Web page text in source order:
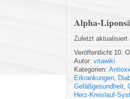
Alpha-
Zuletzt aktualisiert
Veröffentlicht 10.
Autor: vitawiki
Kategorien:
Erkrankungen
Gefäßgesundheit
Herz-Kreislauf-